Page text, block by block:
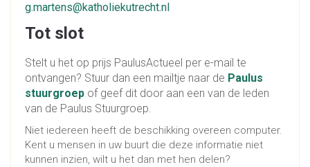
g.martens@katholiekutrecht.nl
Tot slot
Stelt u het op prijs PaulusActueel per e-mail te
ontvangen? Stuur dan een mailtje naar de Paulus
stuurgroep of geef dit door aan een van de leden
van de Paulus Stuurgroep.
Niet iedereen heeft de beschikking overeen computer.
Kent u mensen in uw buurt die deze informatie niet
kunnen inzien, wilt u het dan met hen delen?